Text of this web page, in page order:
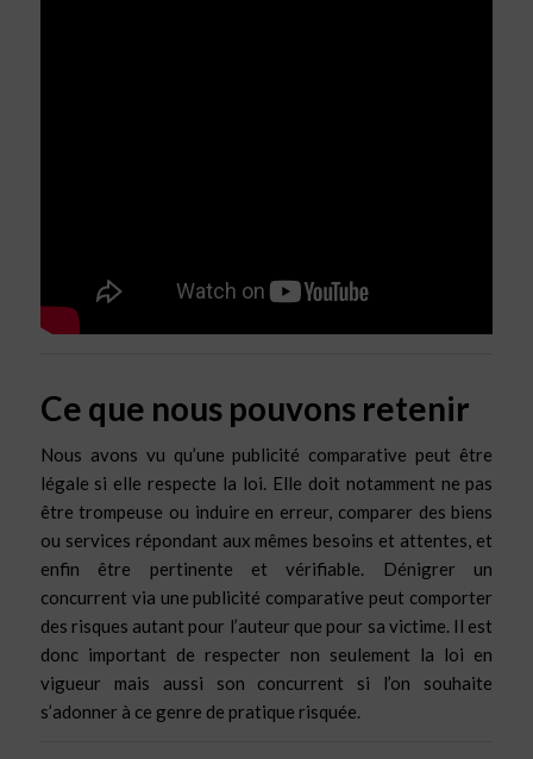
Ce que nous pouvons retenir
Nous avons vu qu’une publicité comparative peut être
légale si elle respecte la loi. Elle doit notamment ne pas
être trompeuse ou induire en erreur, comparer des biens
ou services répondant aux mêmes besoins et attentes, et
enfin être pertinente et vérifiable. Dénigrer un
concurrent via une publicité comparative peut comporter
des risques autant pour l’auteur que pour sa victime. Il est
donc important de respecter non seulement la loi en
vigueur mais aussi son concurrent si l’on souhaite
s’adonner à ce genre de pratique risquée.